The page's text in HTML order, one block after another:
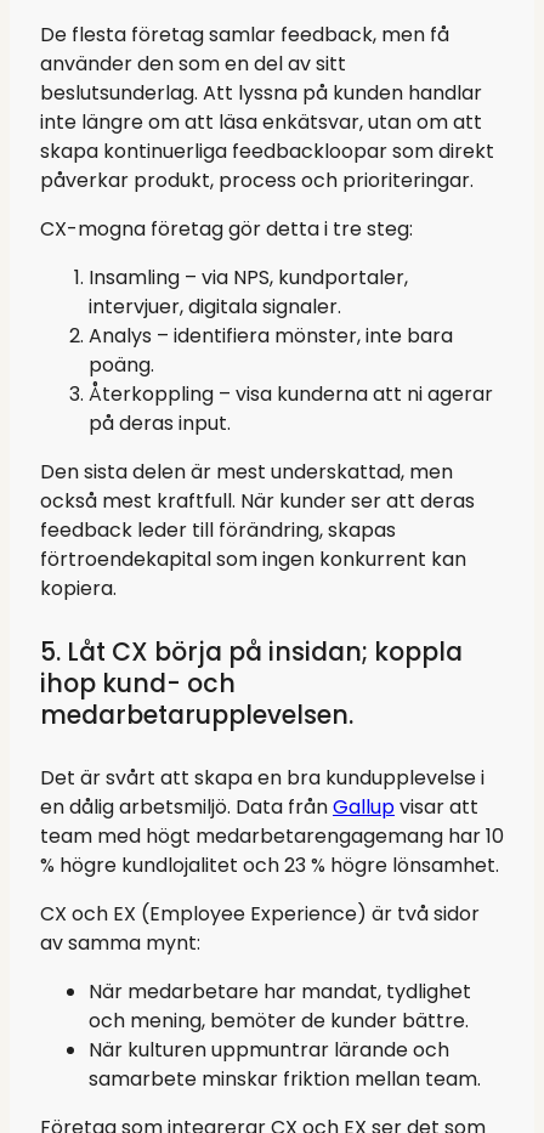
De flesta företag samlar feedback, men få
använder den som en del av sitt
beslutsunderlag. Att lyssna på kunden handlar
inte längre om att läsa enkätsvar, utan om att
skapa kontinuerliga feedbackloopar som direkt
påverkar produkt, process och prioriteringar.
CX-mogna företag gör detta i tre steg:
Insamling – via NPS, kundportaler,
intervjuer, digitala signaler.
Analys – identifiera mönster, inte bara
poäng.
Återkoppling – visa kunderna att ni agerar
på deras input.
Den sista delen är mest underskattad, men
också mest kraftfull. När kunder ser att deras
feedback leder till förändring, skapas
förtroendekapital som ingen konkurrent kan
kopiera.
5. Låt CX börja på insidan; koppla
ihop kund- och
medarbetarupplevelsen.
Det är svårt att skapa en bra kundupplevelse i
en dålig arbetsmiljö. Data frånGallupvisar att
team med högt medarbetarengagemang har 10
% högre kundlojalitet och 23 % högre lönsamhet.
CX och EX (Employee Experience) är två sidor
av samma mynt:
När medarbetare har mandat, tydlighet
och mening, bemöter de kunder bättre.
När kulturen uppmuntrar lärande och
samarbete minskar friktion mellan team.